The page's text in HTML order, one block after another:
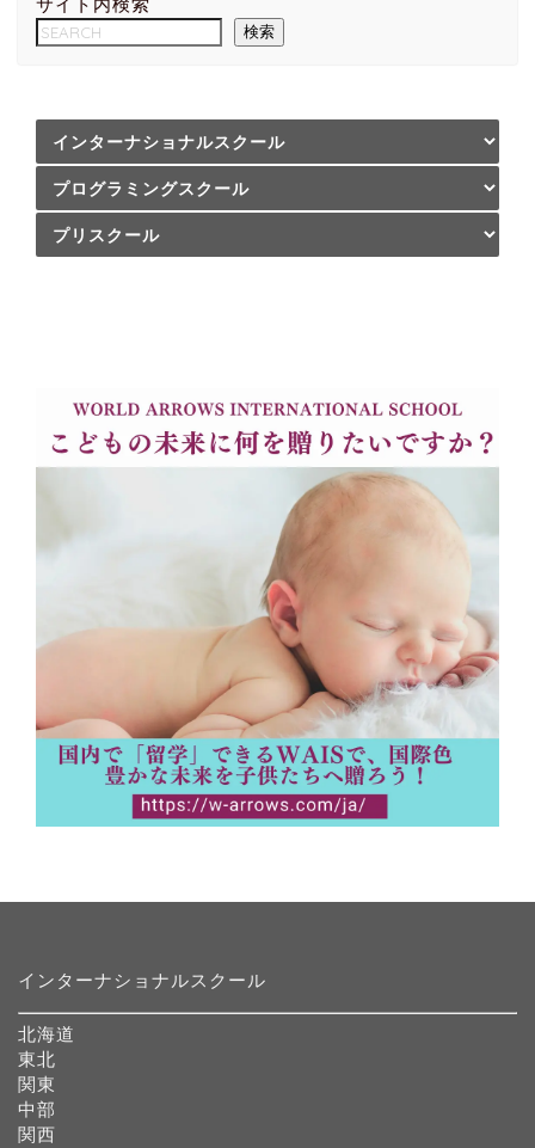
検索
インターナショナルスクール
北海道
東北
関東
中部
関西